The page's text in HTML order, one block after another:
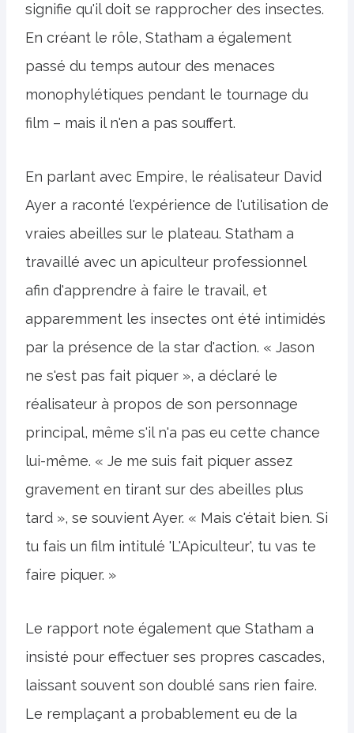
signifie qu'il doit se rapprocher des insectes.
En créant le rôle, Statham a également
passé du temps autour des menaces
monophylétiques pendant le tournage du
film – mais il n'en a pas souffert.
En parlant avec Empire, le réalisateur David
Ayer a raconté l'expérience de l'utilisation de
vraies abeilles sur le plateau. Statham a
travaillé avec un apiculteur professionnel
afin d'apprendre à faire le travail, et
apparemment les insectes ont été intimidés
par la présence de la star d'action. « Jason
ne s'est pas fait piquer », a déclaré le
réalisateur à propos de son personnage
principal, même s'il n'a pas eu cette chance
lui-même. « Je me suis fait piquer assez
gravement en tirant sur des abeilles plus
tard », se souvient Ayer. « Mais c'était bien. Si
tu fais un film intitulé 'L'Apiculteur', tu vas te
faire piquer. »
Le rapport note également que Statham a
insisté pour effectuer ses propres cascades,
laissant souvent son doublé sans rien faire.
Le remplaçant a probablement eu de la